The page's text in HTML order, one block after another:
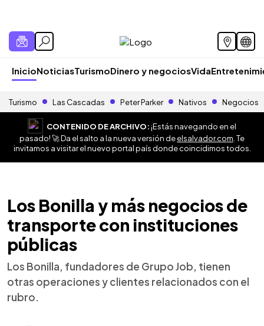
InicioNoticiasTurismoDinero y negociosVida
Turismo Las Cascadas Peter Parker Nativos Negocios
CONTENIDO DE ARCHIVO:¡Estás navegando en el
pasado! 🚀 Da el salto a la nueva versión deelsalvador.com . Te
invitamos a visitar el nuevo portal país donde coincidimos todos.
Los Bonilla y más negocios de
transporte con instituciones
públicas
Los Bonilla, fundadores de Grupo Job, tienen
otras operaciones y clientes relacionados con el
rubro.